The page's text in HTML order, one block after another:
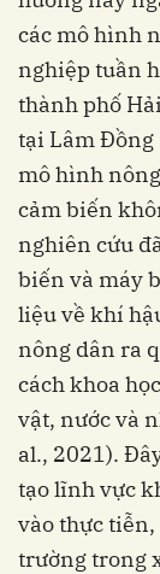
các mô hình
nghiệp tuần
thành phố
tại Lâm Đồng
mô hình
cảm biến
nghiên cứu
biến và máy
liệu về khí
nông dân ra
cách khoa
vật, nước và
al., 2021).
tạo lĩnh vực
vào thực
trường trong